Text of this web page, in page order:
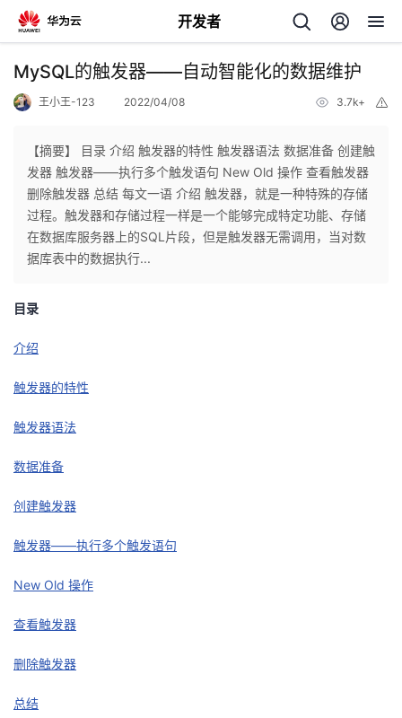
开发者
返
个
人
主
页
我
的
开
发
者
我
MySQL的触发器——自动智能化的数据维护
王小王-123 2022/04/08 3.7k+
【摘要】 目录 介绍 触发器的特性 触发器语法 数据准备 创建触
发器 触发器——执行多个触发语句 New Old 操作 查看触发器
删除触发器 总结 每文一语 介绍 触发器，就是一种特殊的存储
过程。触发器和存储过程一样是一个能够完成特定功能、存储
在数据库服务器上的SQL片段，但是触发器无需调用，当对数
据库表中的数据执行...
目录
介绍
触发器的特性
触发器语法
数据准备
创建触发器
触发器——执行多个触发语句
New Old 操作
查看触发器
删除触发器
总结